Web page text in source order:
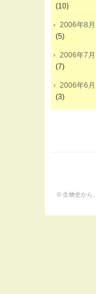
(10)
2006年8月
(5)
2006年7月
(7)
2006年6月
(3)
© 生物史から